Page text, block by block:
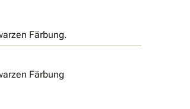
Färbung.
Färbung